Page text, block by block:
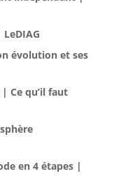
évolution et ses
Ce qu’il faut
en 4 étapes |